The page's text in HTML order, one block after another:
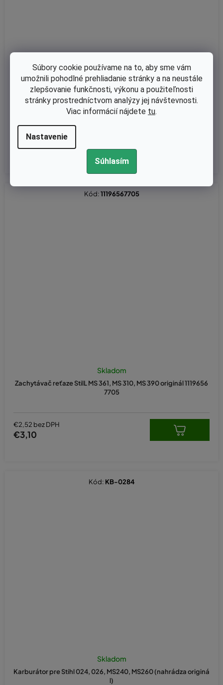
Súbory cookie používame na to, aby sme vám
umožnili pohodlné prehliadanie stránky a na neustále
zlepšovanie funkčnosti, výkonu a použiteľnosti
stránky prostredníctvom analýzy jej návštevnosti.
Viac informácií nájdete tu.
Nastavenie
Súhlasím
Kľuková skriňa - karter pro Stihl 024, 026, MS240, MS260 (nahr
ádza 11210202125)
Skladom
€63,70 bez DPH
€78,35
Zachytávač reťaze StilL MS 361, MS 310, MS 390 originál 1119656
7705
Skladom
€2,52 bez DPH
€3,10
Kód:11196567705
Karburátor pre Stihl 024, 026, MS240, MS260 (nahrádza originá
l)
Skladom
Kód: KB-0284